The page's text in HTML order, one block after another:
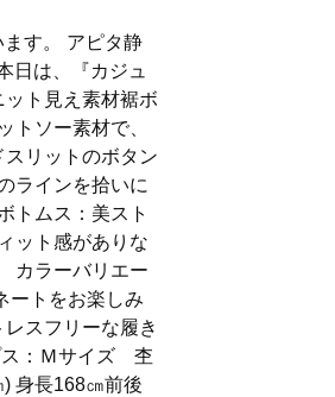
す。 アピタ静
カジュ
ト見え素材裾ボ
トソー素材で、
リットのボタン
ラインを拾いに
トムス：美スト
ット感がありな
カラーバリエー
ートをお楽しみ
スフリーな履き
ス：Ｍサイズ 杢
身長168㎝前後